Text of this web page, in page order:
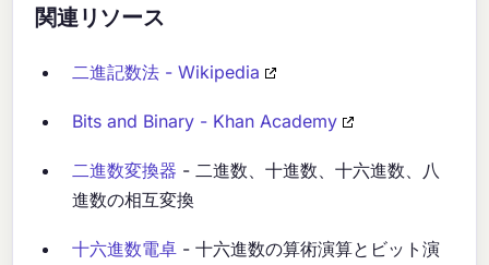
関連リソース
二進記数法 - Wikipedia
Bits and Binary - Khan Academy
二進数変換器 - 二進数、十進数、十六進数、八
進数の相互変換
十六進数電卓 - 十六進数の算術演算とビット演